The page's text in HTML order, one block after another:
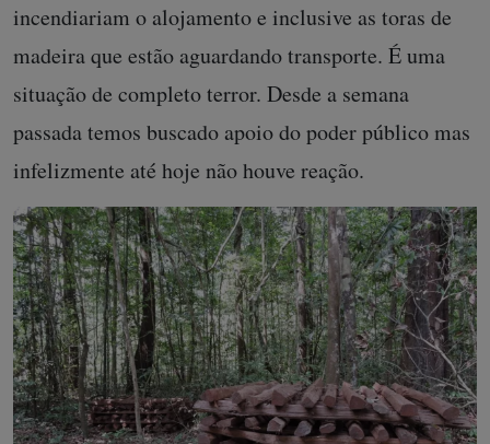
incendiariam o alojamento e inclusive as toras de
madeira que estão aguardando transporte. É uma
situação de completo terror. Desde a semana
passada temos buscado apoio do poder público mas
infelizmente até hoje não houve reação.